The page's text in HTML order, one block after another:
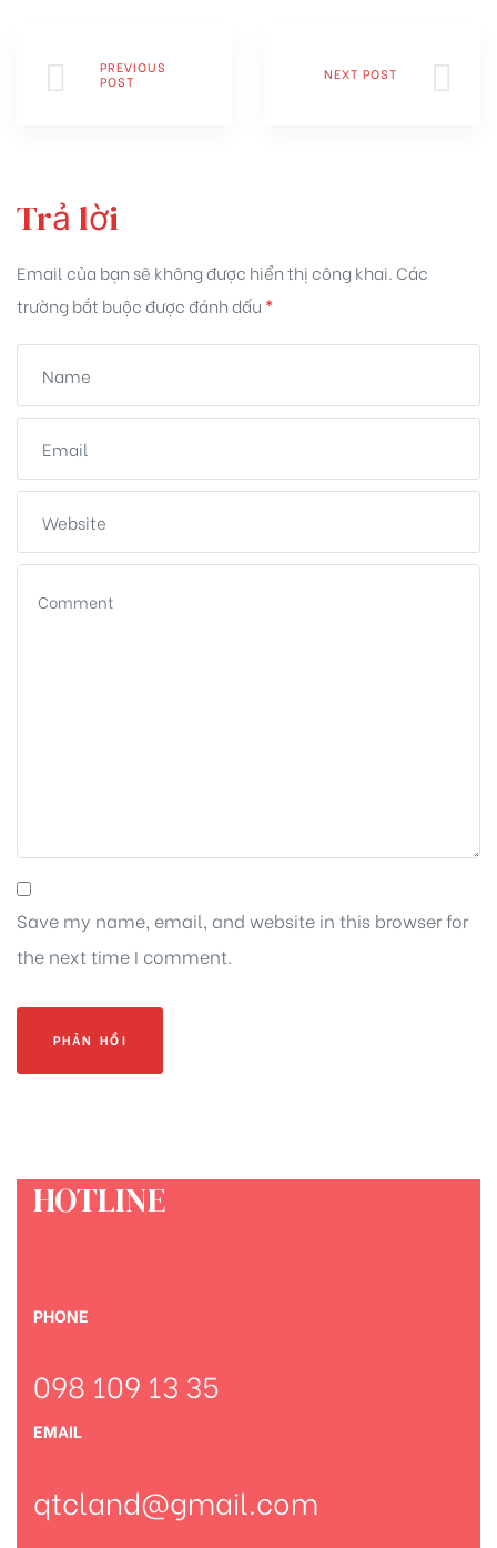
PREVIOUS
POST
NEXT POST
Trả lời
Email của bạn sẽ không được hiển thị công khai. Các
trường bắt buộc được đánh dấu *
Save my name, email, and website in this browser for
the next time I comment.
HOTLINE
PHONE
098 109 13 35
EMAIL
qtcland@gmail.com